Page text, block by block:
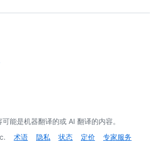
能是机器翻译的或 AI 翻译的内容。
术语 隐私 状态 定价
专家服务